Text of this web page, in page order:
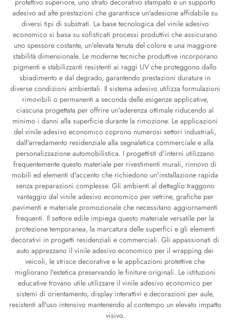
protettivo superiore, uno strato decorativo stampato e un supporto
adesivo ad alte prestazioni che garantisce un'adesione affidabile su
diversi tipi di substrati. La base tecnologica del vinile adesivo
economico si basa su sofisticati processi produttivi che assicurano
uno spessore costante, un'elevata tenuta del colore e una maggiore
stabilità dimensionale. Le moderne tecniche produttive incorporano
pigmenti e stabilizzanti resistenti ai raggi UV che proteggono dallo
sbiadimento e dal degrado, garantendo prestazioni durature in
diverse condizioni ambientali. Il sistema adesivo utilizza formulazioni
rimovibili o permanenti a seconda delle esigenze applicative,
ciascuna progettata per offrire un'aderenza ottimale riducendo al
minimo i danni alla superficie durante la rimozione. Le applicazioni
del vinile adesivo economico coprono numerosi settori industriali,
dall'arredamento residenziale alla segnaletica commerciale e alla
personalizzazione automobilistica. I progettisti d'interni utilizzano
frequentemente questo materiale per rivestimenti murali, rinnovo di
mobili ed elementi d'accento che richiedono un'installazione rapida
senza preparazioni complesse. Gli ambienti al dettaglio traggono
vantaggio dal vinile adesivo economico per vetrine, grafiche per
pavimenti e materiale promozionale che necessitano aggiornamenti
frequenti. Il settore edile impiega questo materiale versatile per la
protezione temporanea, la marcatura delle superfici e gli elementi
decorativi in progetti residenziali e commerciali. Gli appassionati di
auto apprezzano il vinile adesivo economico per il wrapping dei
veicoli, le strisce decorative e le applicazioni protettive che
migliorano l'estetica preservando le finiture originali. Le istituzioni
educative trovano utile utilizzare il vinile adesivo economico per
sistemi di orientamento, display interattivi e decorazioni per aule,
resistenti all'uso intensivo mantenendo al contempo un elevato impatto
visivo.